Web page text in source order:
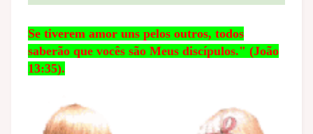
Se tiverem amor uns pelos outros, todos
saberão que vocês são Meus discípulos." (João
13:35).